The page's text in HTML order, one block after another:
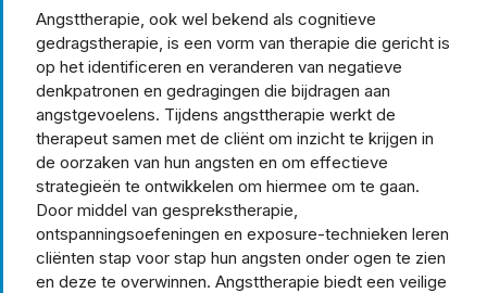
Angsttherapie, ook wel bekend als cognitieve
gedragstherapie, is een vorm van therapie die gericht is
op het identificeren en veranderen van negatieve
denkpatronen en gedragingen die bijdragen aan
angstgevoelens. Tijdens angsttherapie werkt de
therapeut samen met de cliënt om inzicht te krijgen in
de oorzaken van hun angsten en om effectieve
strategieën te ontwikkelen om hiermee om te gaan.
Door middel van gesprekstherapie,
ontspanningsoefeningen en exposure-technieken leren
cliënten stap voor stap hun angsten onder ogen te zien
en deze te overwinnen. Angsttherapie biedt een veilige